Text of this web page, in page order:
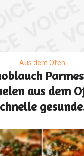
Aus dem Ofen
aus dem